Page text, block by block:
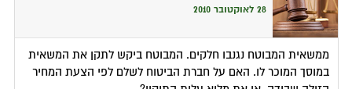
28 לאוקטובר 2010
ממשאית המבוטח נגנבו חלקים. המבוטח ביקש לתקן את המשאית
במוסך המוכר לו. האם על חברת הביטוח לשלם לפי הצעת המחיר